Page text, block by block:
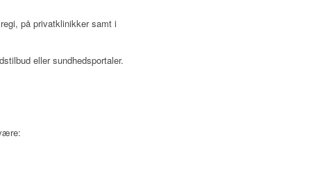
på privatklinikker samt i
eller sundhedsportaler.